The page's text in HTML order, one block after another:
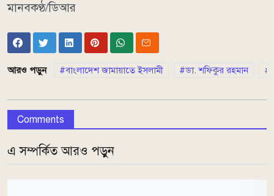
মানবকণ্ঠ/ডিআর
আরও পড়ুন বাংলাদেশ জামায়াতে ইসলামী ডা. শফিকুর রহমান
Comments
এ সম্পর্কিত আরও পড়ুন